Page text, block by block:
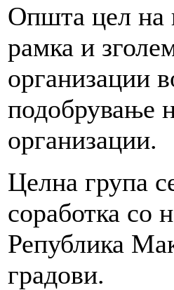
Општа цел на
рамка и
организации
подобрување
организации.
Целна група
соработка со
Република
градови.